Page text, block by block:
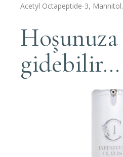
Acetyl Octapeptide-3, Mannitol.
Hoşunuza
gidebilir…